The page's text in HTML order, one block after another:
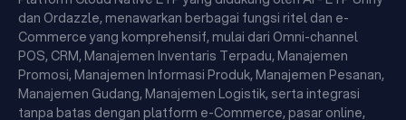
dan Ordazzle, menawarkan berbagai fungsi ritel dan e-
Commerce yang komprehensif, mulai dari Omni-channel
POS, CRM, Manajemen Inventaris Terpadu, Manajemen
Promosi, Manajemen Informasi Produk, Manajemen Pesanan,
Manajemen Gudang, Manajemen Logistik, serta integrasi
tanpa batas dengan platform e-Commerce, pasar online,